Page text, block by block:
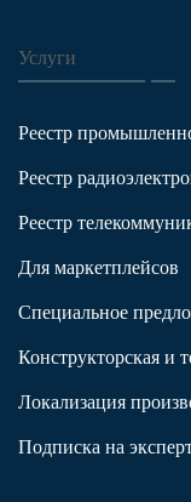
Услуги
Реестр
Реестр
Реестр
Для маркетплейсов
Специальное
Конструкторская и
Локализация
Подписка на